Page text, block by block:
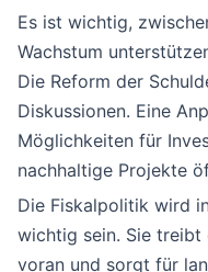
Es ist wichtig,
Wachstum
Die Reform der
Diskussionen. Eine
Möglichkeiten für
nachhaltige Projekte
Die Fiskalpolitik wird
wichtig sein. Sie
voran und sorgt für